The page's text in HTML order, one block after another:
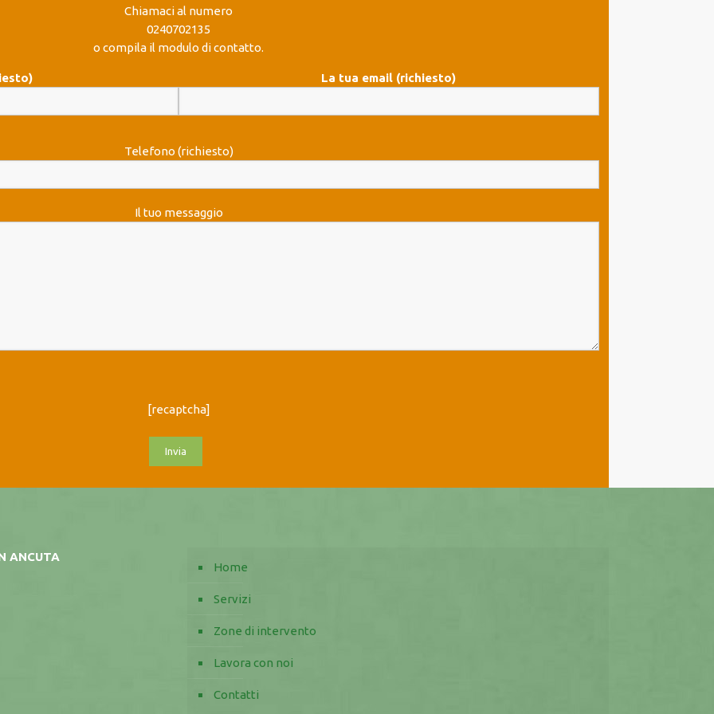
Chiamaci al numero
0240702135
o compila il modulo di contatto.
La tua email (richiesto)
Telefono (richiesto)
Il tuo messaggio
[recaptcha]
ANCUTA
Home
Servizi
Zone di intervento
Lavora con noi
Contatti